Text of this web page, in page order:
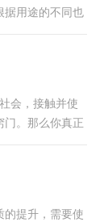
据用途的不同也
会，接触并使
门。那么你真正
的提升，需要使